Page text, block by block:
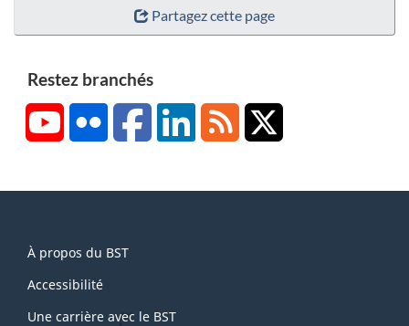
Partagez cette page
Restez branchés
YouTubeFlickr FacebookLinkedInRSS
this
site
À propos du BST
Accessibilité
Une carrière avec le BST